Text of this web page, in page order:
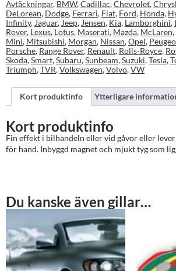
Avtäckningar, BMW,Cadillac,Chevrolet,
DeLorean, Dodge, Ferrari, Fiat, Ford, Honda,
Infinity, Jaguar, Jeep, Jensen, Kia, Lamborghini,
Rover, Lexus, Lotus, Maserati, Mazda, McLaren,
Mini, Mitsubishi, Morgan, Nissan,Opel,
Porsche, Range Rover, Renault, Rolls-Royce,
Skoda,Smart,Subaru,Sunbeam,Suzuki,Tesla,
Triumph,TVR,Volkswagen,Volvo,VW
Kort produktinfo Ytterligare
Kort produktinfo
Fin effekt i bilhandeln eller vid gåvor eller
för hand. Inbyggd magnet och mjukt tyg som
Du kanske även gillar…